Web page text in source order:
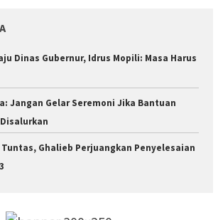
Dinas Gubernur, Idrus Mopili: Masa Harus
Jangan Gelar Seremoni Jika Bantuan
Ghalieb Perjuangkan Penyelesaian